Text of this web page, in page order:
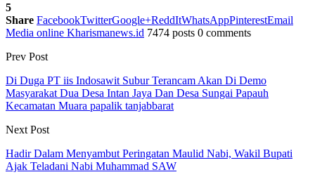
5
Share FacebookTwitterGoogle+ReddItWhatsAppPinterestEmail
Media online Kharismanews.id 7474 posts 0 comments
Prev Post
Di Duga PT iis Indosawit Subur Terancam Akan Di Demo
Masyarakat Dua Desa Intan Jaya Dan Desa Sungai Papauh
Kecamatan Muara papalik tanjabbarat
Next Post
Hadir Dalam Menyambut Peringatan Maulid Nabi, Wakil Bupati
Ajak Teladani Nabi Muhammad SAW